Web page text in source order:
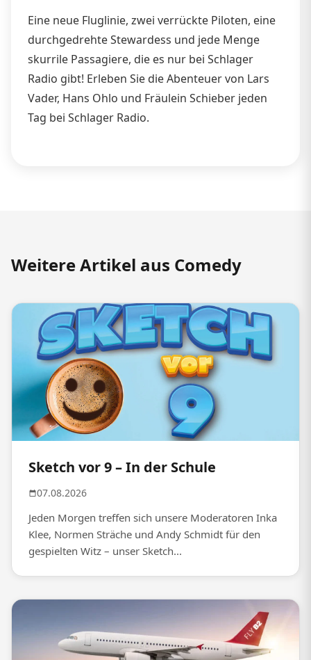
Eine neue Fluglinie, zwei verrückte Piloten, eine
durchgedrehte Stewardess und jede Menge
skurrile Passagiere, die es nur bei Schlager
Radio gibt! Erleben Sie die Abenteuer von Lars
Vader, Hans Ohlo und Fräulein Schieber jeden
Tag bei Schlager Radio.
Weitere Artikel aus Comedy
Sketch vor 9 – In der Schule
07.08.2026
Jeden Morgen treffen sich unsere Moderatoren Inka
Klee, Normen Sträche und Andy Schmidt für den
gespielten Witz – unser Sketch...